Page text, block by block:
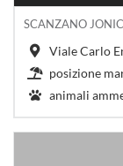
SCANZANO
Viale Carlo
posizione
animali